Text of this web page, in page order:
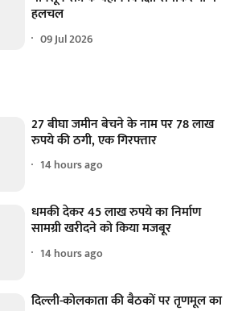
हलचल
09 Jul 2026
27 बीघा जमीन बेचने के नाम पर 78 लाख
रुपये की ठगी, एक गिरफ्तार
14 hours ago
धमकी देकर 45 लाख रुपये का निर्माण
सामग्री खरीदने को किया मजबूर
14 hours ago
दिल्ली-कोलकाता की बैठकों पर तृणमूल का